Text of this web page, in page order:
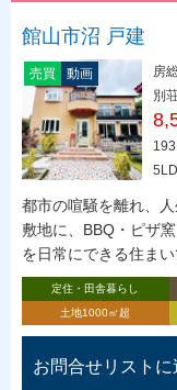
館山市沼 戸建
売買 動画
房
別
都市の喧騒を離れ、
敷地に、BBQ・ピザ
を日常にできる住まい
定住・田舎暮らし
土地1000㎡超
お問合せリストに